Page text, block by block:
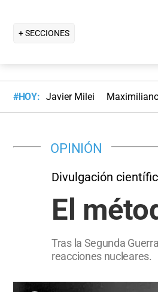
+ SECCIONES
#HOY: Javier Milei
OPINIÓN
Divulgación
El
Tras la Segunda
reacciones nucleares.